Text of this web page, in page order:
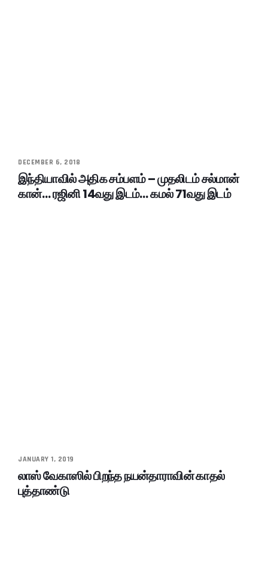
DECEMBER 6, 2018
இந்தியாவில் அதிக சம்பளம் – முதலிடம் சல்மான்
கான்… ரஜினி 14வது இடம்… கமல் 71வது இடம்
JANUARY 1, 2019
லாஸ் வேகாஸில் பிறந்த நயன்தாராவின் காதல்
புத்தாண்டு